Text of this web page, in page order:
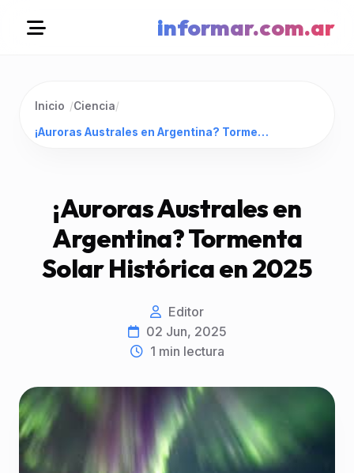
informar.com.ar
Inicio /Ciencia/
¡Auroras Australes en Argentina? Tormenta Solar Histórica en 2025
¡Auroras Australes en
Argentina? Tormenta
Solar Histórica en 2025
Editor
02 Jun, 2025
1 min lectura